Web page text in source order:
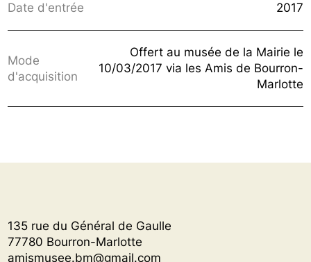
Date d'entrée 2017
Mode
d'acquisition
Offert au musée de la Mairie le
10/03/2017 via les Amis de Bourron-
Marlotte
135 rue du Général de Gaulle
77780 Bourron-Marlotte
amismusee.bm@gmail.com